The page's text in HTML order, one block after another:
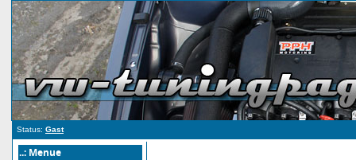
Status: Gast
..: Menue